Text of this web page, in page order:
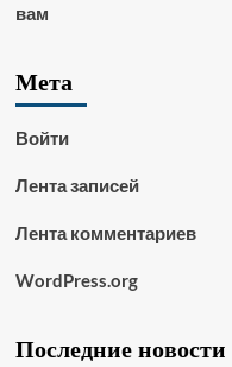
вам
Мета
Войти
Лента записей
Лента комментариев
WordPress.org
Последние новости